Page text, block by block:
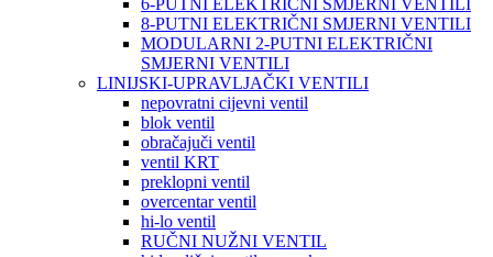
6-PUTNI ELEKTRIČNI SMJERNI VENTILI
8-PUTNI ELEKTRIČNI SMJERNI VENTILI
MODULARNI 2-PUTNI ELEKTRIČNI
SMJERNI VENTILI
LINIJSKI-UPRAVLJAČKI VENTILI
nepovratni cijevni ventil
blok ventil
obračajuči ventil
ventil KRT
preklopni ventil
overcentar ventil
hi-lo ventil
RUČNI NUŽNI VENTIL